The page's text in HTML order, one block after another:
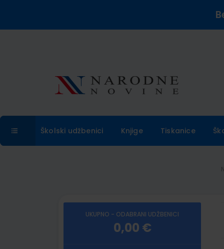
Školski udžbenici Knjige Tiskanice
UKUPNO - ODABRANI UDŽBENICI
0,00 €